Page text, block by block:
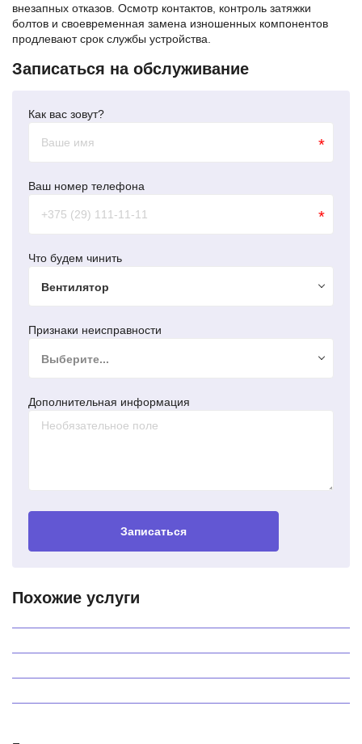
внезапных отказов. Осмотр контактов, контроль затяжки
болтов и своевременная замена изношенных компонентов
продлевают срок службы устройства.
Записаться на обслуживание
Как вас зовут?
*
Ваш номер телефона
*
Что будем чинить
Вентилятор
Признаки неисправности
Выберите...
Дополнительная информация
Записаться
Похожие услуги
Замена стартера Volkswagen Golf
Ремонт стартеров
от 48 BYN
Ремонт стартера VW Transporter
от 48 BYN